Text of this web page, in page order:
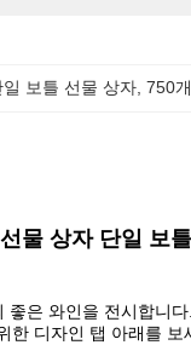
보틀 선물 상자 , 750
물 상자 단일 보
은 와인을 전시합니
디자인 탭 아래를 보